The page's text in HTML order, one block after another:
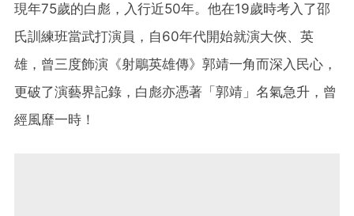
現年75歲的白彪，入行近50年。他在19歲時考入了邵
氏訓練班當武打演員，自60年代開始就演大俠、英
雄，曾三度飾演《射鵰英雄傳》郭靖一角而深入民心，
更破了演藝界記錄，白彪亦憑著「郭靖」名氣急升，曾
經風靡一時！